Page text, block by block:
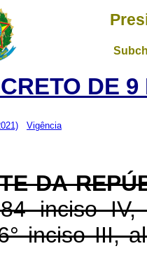
DE
Vigência
DA
inciso IV,
inciso III,